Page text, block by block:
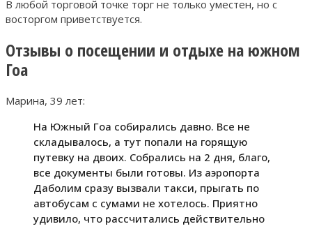
В любой торговой точке торг не только уместен, но с
восторгом приветствуется.
Отзывы о посещении и отдыхе на южном
Гоа
Марина, 39 лет:
На Южный Гоа собирались давно. Все не
складывалось, а тут попали на горящую
путевку на двоих. Собрались на 2 дня, благо,
все документы были готовы. Из аэропорта
Даболим сразу вызвали такси, прыгать по
автобусам с сумами не хотелось. Приятно
удивило, что рассчитались действительно